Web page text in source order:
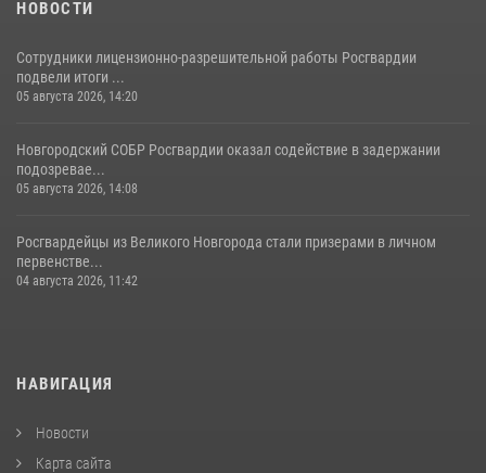
НОВОСТИ
Сотрудники лицензионно-разрешительной работы Росгвардии
подвели итоги ...
05 августа 2026, 14:20
Новгородский СОБР Росгвардии оказал содействие в задержании
подозревае...
05 августа 2026, 14:08
Росгвардейцы из Великого Новгорода стали призерами в личном
первенстве...
04 августа 2026, 11:42
НАВИГАЦИЯ
Новости
Карта сайта